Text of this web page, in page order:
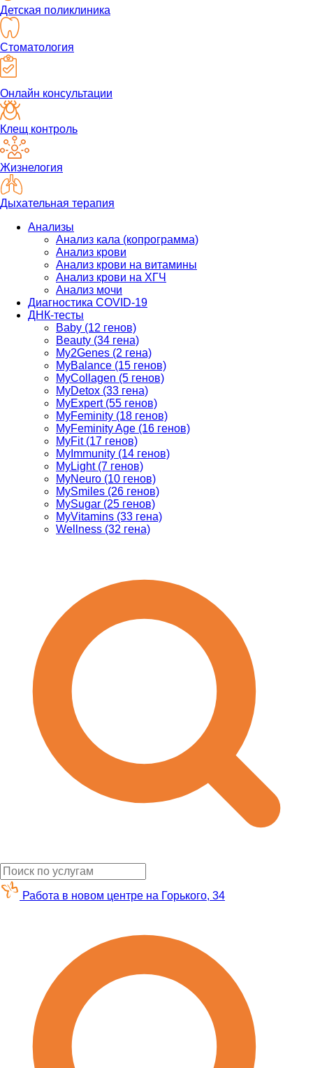
Детская поликлиника
Стоматология
Онлайн консультации
Клещ контроль
Жизнелогия
Дыхательная терапия
Анализы
Анализ кала (копрограмма)
Анализ крови
Анализ крови на витамины
Анализ крови на ХГЧ
Анализ мочи
Диагностика COVID-19
ДНК-тесты
Baby (12 генов)
Beauty (34 гена)
My2Genes (2 гена)
MyBalance (15 генов)
MyCollagen (5 генов)
MyDetox (33 гена)
MyExpert (55 генов)
MyFeminity (18 генов)
MyFeminity Age (16 генов)
MyFit (17 генов)
MyImmunity (14 генов)
MyLight (7 генов)
MyNeuro (10 генов)
MySmiles (26 генов)
MySugar (25 генов)
MyVitamins (33 гена)
Wellness (32 гена)
Работа в новом центре на Горького, 34